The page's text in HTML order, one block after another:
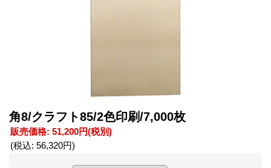
角8/クラフト85/2色印刷/7,000枚
販売価格: 51,200円(税別)
(税込: 56,320円)